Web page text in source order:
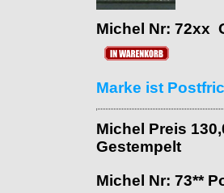
Michel Nr: 72xx
Marke ist
Michel Preis
Gestempelt
Michel Nr: 73**